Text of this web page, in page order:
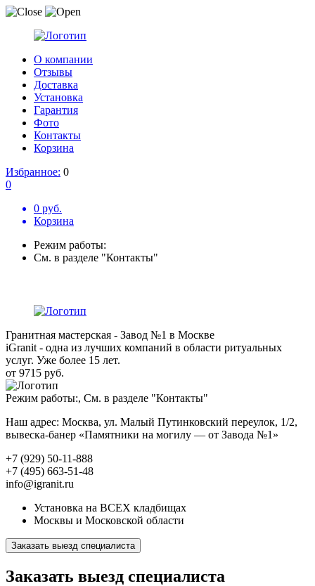
О компании
Отзывы
Доставка
Установка
Гарантия
Фото
Контакты
Корзина
Избранное: 0
0
0 руб.
Корзина
Режим работы:
См. в разделе "Контакты"
Гранитная мастерская - Завод №1 в Москве
iGranit - одна из лучших компаний в области ритуальных
услуг. Уже более 15 лет.
от 9715 руб.
Режим работы:, См. в разделе "Контакты"
Наш адрес: Москва, ул. Малый Путинковский переулок, 1/2,
вывеска-банер «Памятники на могилу — от Завода №1»
+7 (929) 50-11-888
+7 (495) 663-51-48
info@igranit.ru
Установка на ВСЕХ кладбищах
Москвы и Московской области
Заказать выезд специалиста
Заказать выезд специалиста